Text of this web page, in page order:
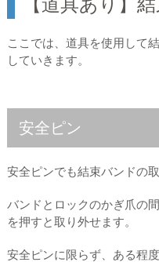
ここでは、道具を使用して
していきます。
安全ピン
安全ピンでも結束バンドの
バンドとロックのかぎ爪の
を押すと取り外せます。
安全ピンに限らず、ある程